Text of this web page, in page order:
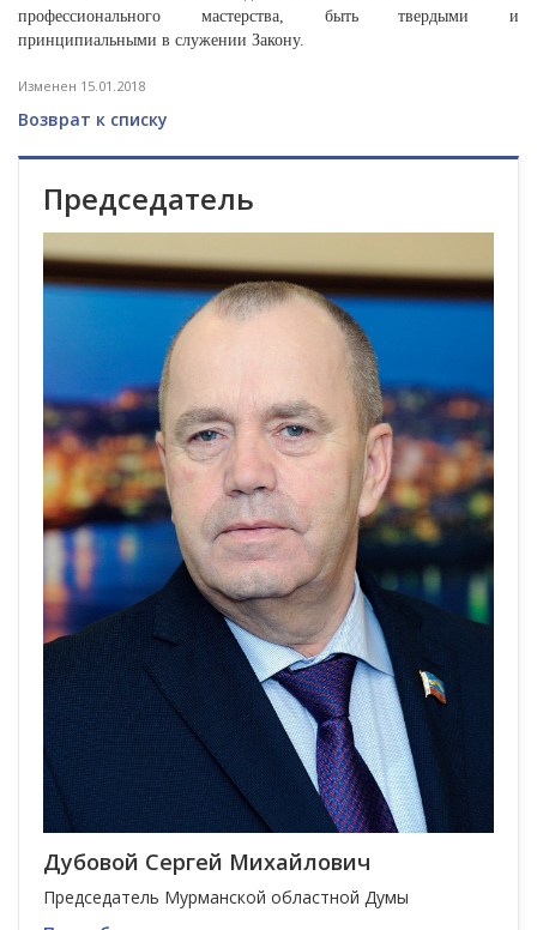
профессионального мастерства, быть твердыми и
принципиальными в служении Закону.
Изменен 15.01.2018
Возврат к списку
Председатель
Дубовой Сергей Михайлович
Председатель Мурманской областной Думы